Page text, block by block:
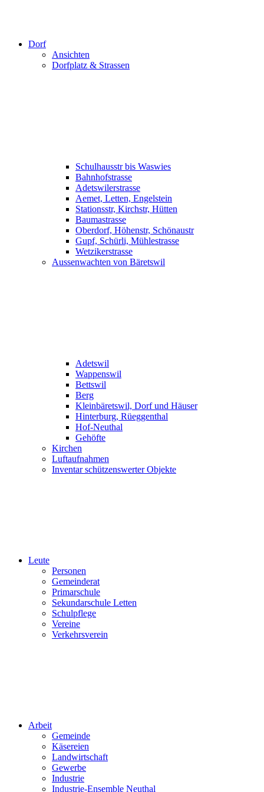
Dorf
Ansichten
Dorfplatz & Strassen
Schulhausstr bis Waswies
Bahnhofstrasse
Adetswilerstrasse
Aemet, Letten, Engelstein
Stationsstr, Kirchstr, Hütten
Baumastrasse
Oberdorf, Höhenstr, Schönaustr
Gupf, Schürli, Mühlestrasse
Wetzikerstrasse
Aussenwachten von Bäretswil
Adetswil
Wappenswil
Bettswil
Berg
Kleinbäretswil, Dorf und Häuser
Hinterburg, Rüeggenthal
Hof-Neuthal
Gehöfte
Kirchen
Luftaufnahmen
Inventar schützenswerter Objekte
Leute
Personen
Gemeinderat
Primarschule
Sekundarschule Letten
Schulpflege
Vereine
Verkehrsverein
Arbeit
Gemeinde
Käsereien
Landwirtschaft
Gewerbe
Industrie
Industrie-Ensemble Neuthal